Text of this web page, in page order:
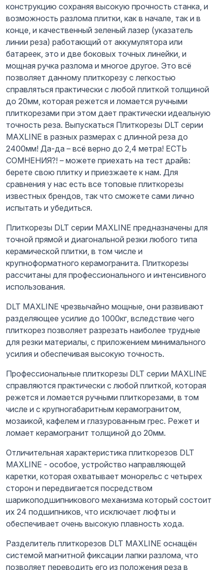
конструкцию сохраняя высокую прочность станка, и
возможность разлома плитки, как в начале, так и в
конце, и качественный зеленый лазер (указатель
линии реза) работающий от аккумулятора или
батареек, это и две боковых точных линейки, и
мощная ручка разлома и многое другое. Это всё
позволяет данному плиткорезу с легкостью
справляться практически с любой плиткой толщиной
до 20мм, которая режется и ломается ручными
плиткорезами при этом дает практически идеальную
точность реза. Выпускаться Плиткорезы DLT серии
MAXLINE в разных размерах с длинной реза до
2400мм! Да-да – всё верно до 2,4 метра! ЕСТЬ
СОМНЕНИЯ?! – можете приехать на тест драйв:
берете свою плитку и приезжаете к нам. Для
сравнения у нас есть все топовые плиткорезы
известных брендов, так что сможете сами лично
испытать и убедиться.
Плиткорезы DLT серии MAXLINE предназначены для
точной прямой и диагональной резки любого типа
керамической плитки, в том числе и
крупноформатного керамогранита. Плиткорезы
рассчитаны для профессионального и интенсивного
использования.
DLT MAXLINE чрезвычайно мощные, они развивают
разделяющее усилие до 1000кг, вследствие чего
плиткорез позволяет разрезать наиболее трудные
для резки материалы, с приложением минимального
усилия и обеспечивая высокую точность.
Профессиональные плиткорезы DLT серии MAXLINE
справляются практически с любой плиткой, которая
режется и ломается ручными плиткорезами, в том
числе и с крупногабаритным керамогранитом,
мозаикой, кафелем и глазурованным грес. Режет и
ломает керамогранит толщиной до 20мм.
Отличительная характеристика плиткорезов DLT
MAXLINE - особое, устройство направляющей
каретки, которая охватывает монорельс с четырех
сторон и передвигается посредством
шарикоподшипникового механизма который состоит
их 24 подшипников, что исключает люфты и
обеспечивает очень высокую плавность хода.
Разделитель плиткорезов DLT MAXLINE оснащён
системой магнитной фиксации лапки разлома, что
позволяет переводить его из положения реза в